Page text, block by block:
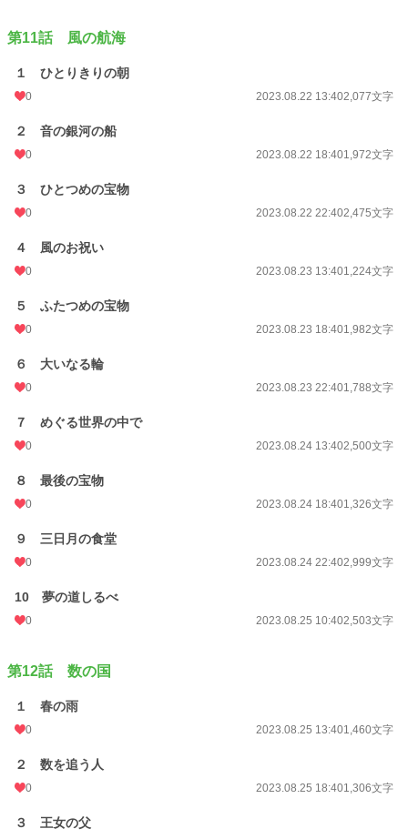
第11話 風の航海
１ ひとりきりの朝
0 2023.08.22 13:402,077文字
２ 音の銀河の船
0 2023.08.22 18:401,972文字
３ ひとつめの宝物
0 2023.08.22 22:402,475文字
４ 風のお祝い
0 2023.08.23 13:401,224文字
５ ふたつめの宝物
0 2023.08.23 18:401,982文字
６ 大いなる輪
0 2023.08.23 22:401,788文字
７ めぐる世界の中で
0 2023.08.24 13:402,500文字
８ 最後の宝物
0 2023.08.24 18:401,326文字
９ 三日月の食堂
0 2023.08.24 22:402,999文字
10 夢の道しるべ
0 2023.08.25 10:402,503文字
第12話 数の国
１ 春の雨
0 2023.08.25 13:401,460文字
２ 数を追う人
0 2023.08.25 18:401,306文字
３ 王女の父